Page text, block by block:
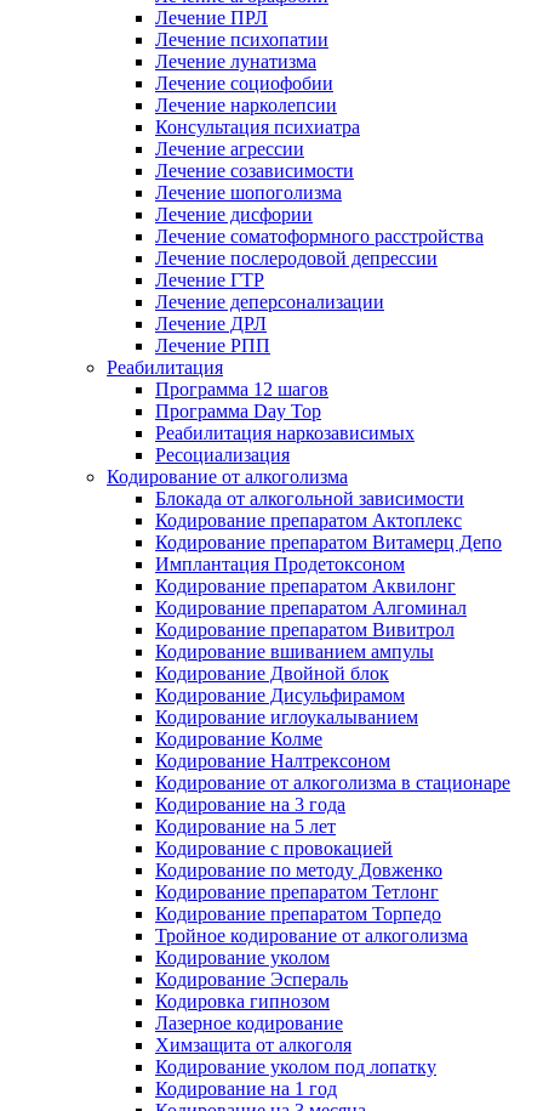
Лечение ПРЛ
Лечение психопатии
Лечение лунатизма
Лечение социофобии
Лечение нарколепсии
Консультация психиатра
Лечение агрессии
Лечение созависимости
Лечение шопоголизма
Лечение дисфории
Лечение соматоформного расстройства
Лечение послеродовой депрессии
Лечение ГТР
Лечение деперсонализации
Лечение ДРЛ
Лечение РПП
Реабилитация
Программа 12 шагов
Программа Day Top
Реабилитация наркозависимых
Ресоциализация
Кодирование от алкоголизма
Блокада от алкогольной зависимости
Кодирование препаратом Актоплекс
Кодирование препаратом Витамерц Депо
Имплантация Продетоксоном
Кодирование препаратом Аквилонг
Кодирование препаратом Алгоминал
Кодирование препаратом Вивитрол
Кодирование вшиванием ампулы
Кодирование Двойной блок
Кодирование Дисульфирамом
Кодирование иглоукалыванием
Кодирование Колме
Кодирование Налтрексоном
Кодирование от алкоголизма в стационаре
Кодирование на 3 года
Кодирование на 5 лет
Кодирование с провокацией
Кодирование по методу Довженко
Кодирование препаратом Тетлонг
Кодирование препаратом Торпедо
Тройное кодирование от алкоголизма
Кодирование уколом
Кодирование Эспераль
Кодировка гипнозом
Лазерное кодирование
Химзащита от алкоголя
Кодирование уколом под лопатку
Кодирование на 1 год